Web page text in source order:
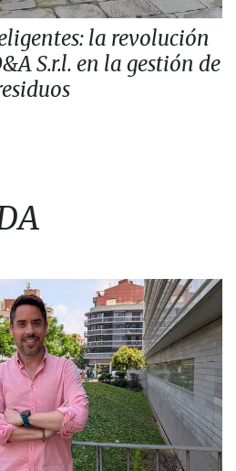
la revolución
S.r.l. en la gestión de